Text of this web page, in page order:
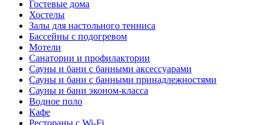
Гостевые дома
Хостелы
Залы для настольного тенниса
Бассейны с подогревом
Мотели
Санатории и профилактории
Сауны и бани с банными аксессуарами
Сауны и бани с банными принадлежностями
Сауны и бани эконом-класса
Водное поло
Кафе